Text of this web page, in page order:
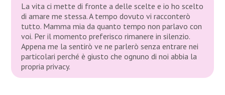
La vita ci mette di fronte a delle scelte e io ho scelto
di amare me stessa. A tempo dovuto vi racconterò
tutto. Mamma mia da quanto tempo non parlavo con
voi. Per il momento preferisco rimanere in silenzio.
Appena me la sentirò ve ne parlerò senza entrare nei
particolari perché è giusto che ognuno di noi abbia la
propria privacy.